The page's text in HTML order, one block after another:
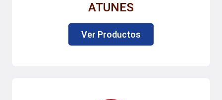
ATUNES
Ver Productos